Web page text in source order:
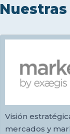
Visión
mercados y